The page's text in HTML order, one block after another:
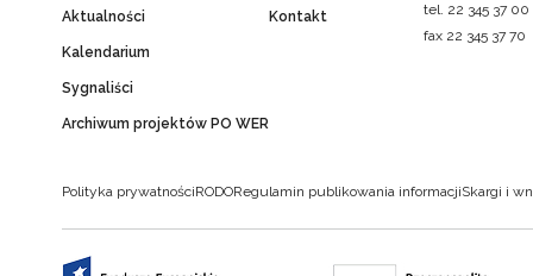
Aktualności
Kalendarium
Sygnaliści
Archiwum projektów PO WER
Kontakt
tel. 22 345 37 00
fax 22 345 37 70
Polityka prywatnościRODORegulamin publikowania informacjiSkargi i